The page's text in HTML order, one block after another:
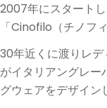
2007年にスタート
「Cinofilo（チノフ
30年近くに渡りレ
がイタリアングレー
グウェアをデザイン